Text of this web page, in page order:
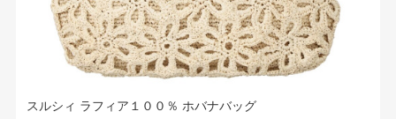
スルシィ ラフィア１００％ ホバナバッグ